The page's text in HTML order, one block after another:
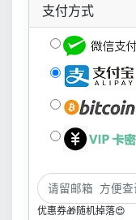
支付方式
优惠券🎁随机掉落😍